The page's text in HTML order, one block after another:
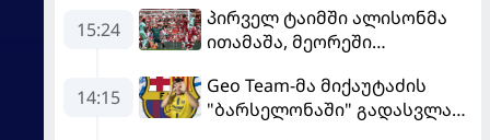
15:24
პირველ ტაიმში ალისონმა
ითამაშა, მეორეში
"ლივერპული" სახლში
"მონაკოსთან" დამარცხდა
14:15
Geo Team-მა მიქაუტაძის
"ბარსელონაში" გადასვლაზე